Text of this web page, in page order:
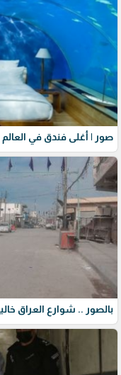
صور | أغلى فندق في العالم .. ليلة
بالصور .. شوارع العراق